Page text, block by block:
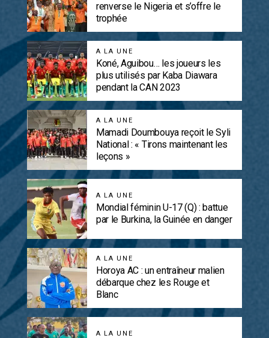
renverse le Nigeria et s’offre le
trophée
A LA UNE
Koné, Aguibou… les joueurs les
plus utilisés par Kaba Diawara
pendant la CAN 2023
A LA UNE
Mamadi Doumbouya reçoit le Syli
National : « Tirons maintenant les
leçons »
A LA UNE
Mondial féminin U-17 (Q) : battue
par le Burkina, la Guinée en danger
A LA UNE
Horoya AC : un entraîneur malien
débarque chez les Rouge et
Blanc
A LA UNE